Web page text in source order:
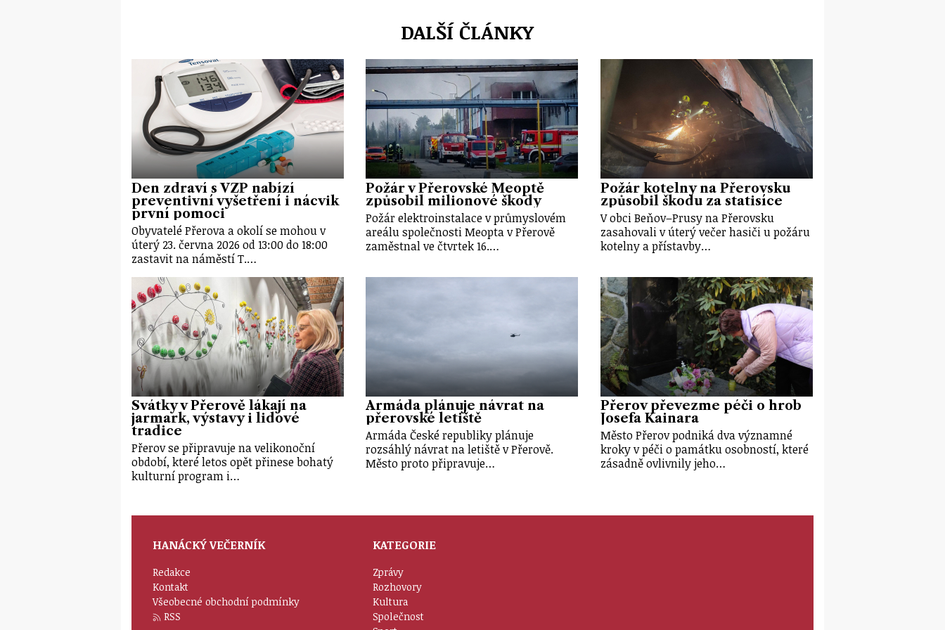
DALŠÍ ČLÁNKY
Den zdraví s VZP nabízí
preventivní vyšetření i nácvik
první pomoci
Obyvatelé Přerova a okolí se mohou v
úterý 23. června 2026 od 13:00 do 18:00
zastavit na náměstí T.…
Požár v Přerovské Meoptě
způsobil milionové škody
Požár elektroinstalace v průmyslovém
areálu společnosti Meopta v Přerově
zaměstnal ve čtvrtek 16.…
Požár kotelny na Přerovsku
způsobil škodu za statisíce
V obci Beňov–Prusy na Přerovsku
zasahovali v úterý večer hasiči u požáru
kotelny a přístavby…
Svátky v Přerově lákají na
jarmark, výstavy i lidové
tradice
Přerov se připravuje na velikonoční
období, které letos opět přinese bohatý
kulturní program i…
Armáda plánuje návrat na
přerovské letiště
Armáda České republiky plánuje
rozsáhlý návrat na letiště v Přerově.
Město proto připravuje…
Přerov převezme péči o hrob
Josefa Kainara
Město Přerov podniká dva významné
kroky v péči o památku osobností, které
zásadně ovlivnily jeho…
HANÁCKÝ VEČERNÍK
Redakce
Kontakt
Všeobecné obchodní podmínky
RSS
KATEGORIE
Zprávy
Rozhovory
Kultura
Společnost